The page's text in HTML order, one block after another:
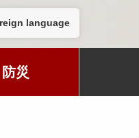
language
防災